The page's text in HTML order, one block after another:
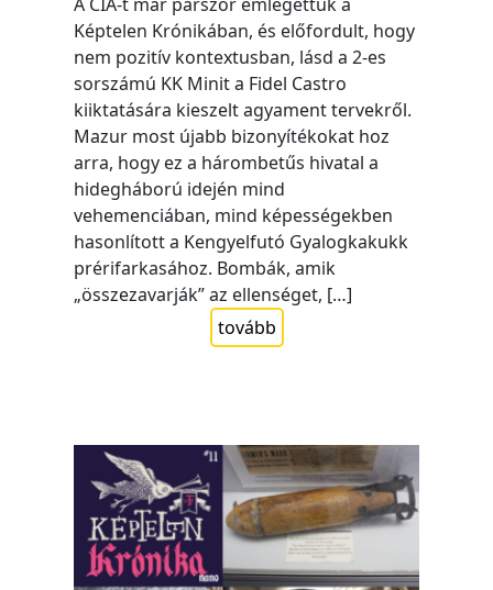
Képtelen Krónikában, és előfordult, hogy
nem pozitív kontextusban, lásd a 2-es
sorszámú KK Minit a Fidel Castro
kiiktatására kieszelt agyament tervekről.
Mazur most újabb bizonyítékokat hoz
arra, hogy ez a hárombetűs hivatal a
hidegháború idején mind
vehemenciában, mind képességekben
hasonlított a Kengyelfutó Gyalogkakukk
prérifarkasához. Bombák, amik
„összezavarják” az ellenséget, […]
tovább